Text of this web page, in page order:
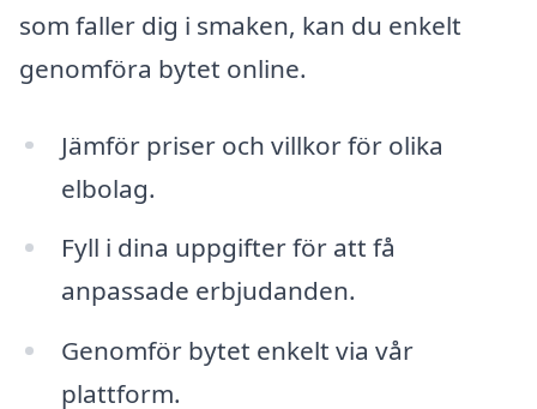
som faller dig i smaken, kan du enkelt
genomföra bytet online.
Jämför priser och villkor för olika
elbolag.
Fyll i dina uppgifter för att få
anpassade erbjudanden.
Genomför bytet enkelt via vår
plattform.